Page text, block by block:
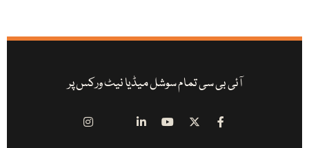
آئی بی سی تمام سوشل میڈیا نیٹ ورکس پر